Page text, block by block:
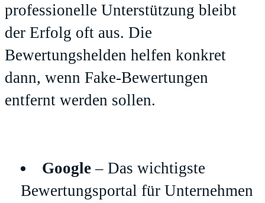
professionelle Unterstützung bleibt
der Erfolg oft aus. Die
Bewertungshelden helfen konkret
dann, wenn Fake-Bewertungen
entfernt werden sollen.
Google – Das wichtigste
Bewertungsportal für Unternehmen